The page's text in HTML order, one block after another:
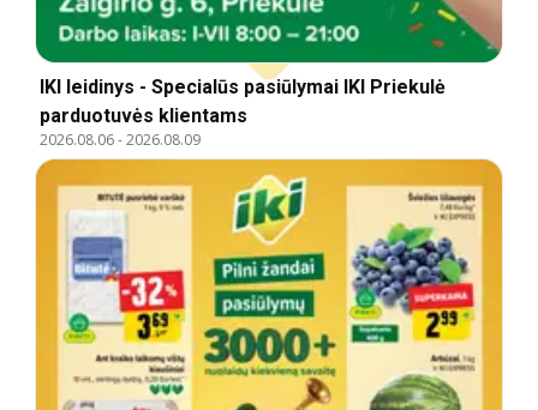
IKI leidinys - Specialūs pasiūlymai IKI Priekulė
parduotuvės klientams
2026.08.06-2026.08.09